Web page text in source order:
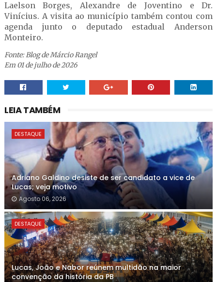
Laelson Borges, Alexandre de Joventino e Dr.
Vinícius. A visita ao município também contou com
agenda junto o deputado estadual Anderson
Monteiro.
Fonte: Blog de Márcio Rangel
Em 01 de julho de 2026
LEIA TAMBÉM
DESTAQUE
Adriano Galdino desiste de ser candidato a vice de
Lucas; veja motivo
Agosto 06, 2026
DESTAQUE
Lucas, João e Nabor reúnem multidão na maior
convenção da história da PB